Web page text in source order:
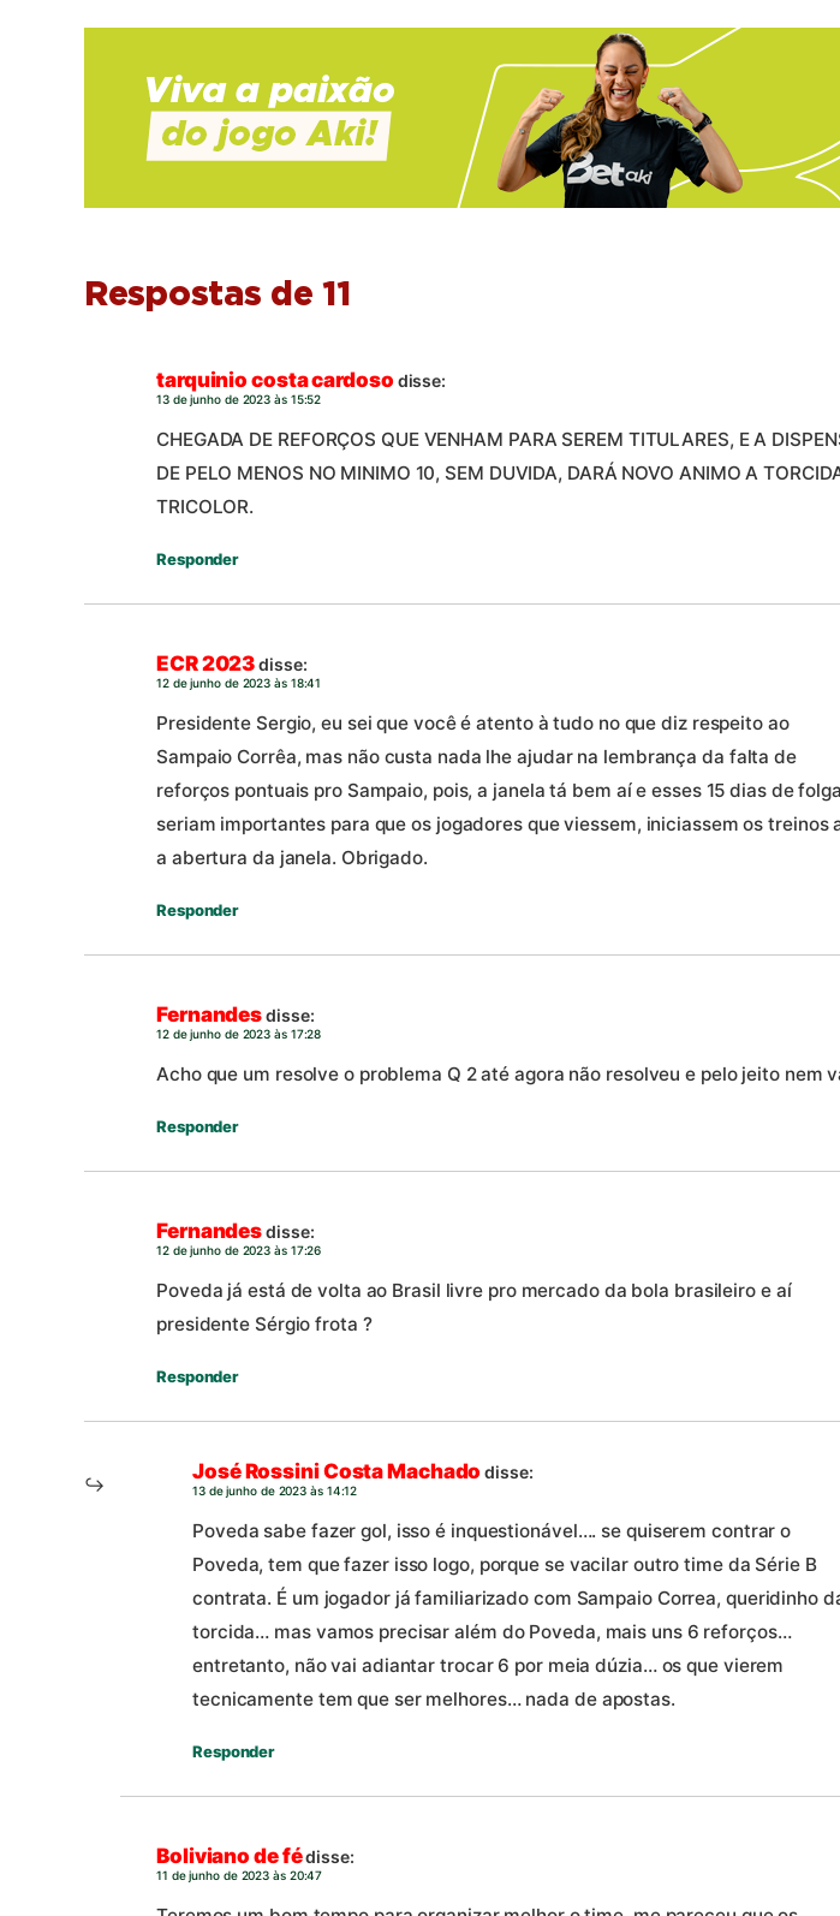
Respostas de 11
tarquinio costa cardoso disse:
13 de junho de 2023 às 15:52
CHEGADA DE REFORÇOS QUE VENHAM PARA SEREM TITULARES, E A
DE PELO MENOS NO MINIMO 10, SEM DUVIDA, DARÁ NOVO ANIMO A
TRICOLOR.
Responder
ECR 2023disse:
12 de junho de 2023 às 18:41
Presidente Sergio, eu sei que você é atento à tudo no que diz respeito ao
Sampaio Corrêa, mas não custa nada lhe ajudar na lembrança da falta de
reforços pontuais pro Sampaio, pois, a janela tá bem aí e esses 15 dias de folga
seriam importantes para que os jogadores que viessem, iniciassem os treinos
a abertura da janela. Obrigado.
Responder
Fernandesdisse:
12 de junho de 2023 às 17:28
Acho que um resolve o problema Q 2 até agora não resolveu e pelo jeito nem
Responder
Fernandesdisse:
12 de junho de 2023 às 17:26
Poveda já está de volta ao Brasil livre pro mercado da bola brasileiro e aí
presidente Sérgio frota ?
Responder
José Rossini Costa Machado disse:
13 de junho de 2023 às 14:12
Poveda sabe fazer gol, isso é inquestionável…. se quiserem contrar o
Poveda, tem que fazer isso logo, porque se vacilar outro time da Série B
contrata. É um jogador já familiarizado com Sampaio Correa, queridinho
torcida… mas vamos precisar além do Poveda, mais uns 6 reforços…
entretanto, não vai adiantar trocar 6 por meia dúzia… os que vierem
tecnicamente tem que ser melhores… nada de apostas.
Responder
Boliviano de fédisse:
11 de junho de 2023 às 20:47